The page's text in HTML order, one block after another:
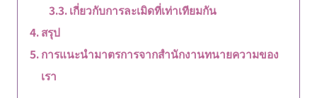
เกี่ยวกับการละเมิดที่เท่าเทียมกัน
สรุป
การแนะนำมาตรการจากสำนักงานทนายความของ
เรา